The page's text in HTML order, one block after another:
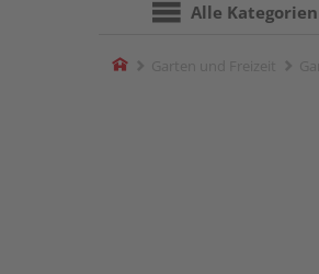
Alle Kategorien
Home